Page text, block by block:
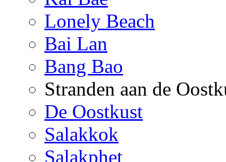
Lonely Beach
Bai Lan
Bang Bao
Stranden aan de
De Oostkust
Salakkok
Salakphet